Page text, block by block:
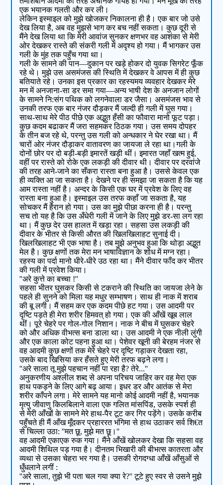
एक भयानक गलती और कर ली।
लेकिन इस्माइल को मुझे खोजकर निकालना ही है। एक बार जो उसे
देख लिया है, अब वह मुझसे भाग कर बच नहीं सकता। कुछ दूरी से
मैंने देख लिया था कि मेरी आवांज सुनकर क्षणभर वह आशंका से मेरी
ओर देखकर रास्ते की संकरी गली में अदृश्य हो गया। मैं भागकर उस
गली के मुंह तक पहुँच गया था।
गली के सामने की पान—दुकान पर खड़े होकर दो युवक सिगरेट फूँक
रहे थे। मुझे उस असमंजस की स्थिति में देखकर वे आपस में ही कुछ
बतियाते रहे। उनका इस प्रकार का रहस्यमय व्यवहार देखकर मेरे
मन में अनजाना-सा डर समा गया—अन्य भाषी देश के अनजान लोगों
के सामने नि:संग पथिक को लगनेवाला डर जैसा। असमंजस भाव से
उनकी तरफ एक बार नंजर दौड़कर मैं जल्दी ही गली में घुस गया।
साथ-साथ मेरे पीठ पीछे एक अद्भुत हँसी का फौवारा मानो फूट पड़ा।
कुछ कदम बढाकर मैं जरा सहमकर ठिठक गया। उस समय दोपहर
के तीन बज रहे थे, परन्तु उस गली को अन्धकार ने घेर रखा था। मैं
चारों ओर नंजर दौड़ाकर वातावरण का जायजा ले रहा था।गली के
दोनों छोर पर दो बड़ी-बड़ी इमारतें खड़ी थीं। इमारत जहाँ खत्म हुई,
वहीं पर रास्ते को रोके एक लकड़ी की दीवार थी। दीवार पर दरवांजे
की तरह आने-जाने का सँकरा रास्ता बना हुआ है। उससे केवल एक
ही व्यक्ति आ जा सकता है। देखने पर ही समझा जा सकता है कि यह
आम रास्ता नहीं है। अन्दर के किसी एक घर में प्रवेश के लिए वह
रास्ता बना हुआ है। इस्माइल उस तरफ कहाँ जा सकता है, यह
सोचकर मैं हैरान हो गया। उस का मुझे पीछा करना ही है। परन्तु
सच तो यह है कि उस अँधेरी गली में जाने के लिए मुझे डर-सा लग रहा
था। मैं कुछ देर उस हालत में खड़ा रहा। सहसा उस लकड़ी की
दीवार के भीतर से किसी औरत की खिलखिलाहट सुनाई दी।
खिलखिलाहट भी एक भाषा है। तब मुझे अनुभव हुआ कि थोड़ा अद्भुत
मेल है। कुछ क्षणों तक मेरा मन भाषाविज्ञान के शोध में मग्न रहा।
रहस्य का पर्दा मानो धीरे-धीरे उठ रहा था। मैंने दीवार फाँद कर भीतर
की गली में प्रवेश किया।
''अरे कुत्ते का बच्चा !''
सहसा भीतर घुसकर किसी से टकराने की स्थिति का जायजा लेने के
पहले ही सुनने को मिला यह मधुर सम्भाषण। साथ ही नाक में शराब
की बू लगी। मैं सहम कर एक कदम पीछे हट गया। उस आदमी पर
दृष्टि पड़ते ही मेरा शरीर हिमवत् हो गया। एक की आँखें खूब लाल
थीं। पूरे चेहरे पर गोल-गोल निशान। नाक ने बीच में घुसकर चेहरे
को और अधिक वीभत्स बना डाला था। उस आदमी ने एक नीली लुंगी
और एक काला कोट पहना हुआ था। पेशेवर खूनी की बेरहम नंजर से
वह आदमी कुछ क्षणों तक मेरे चेहरे पर दृष्टि गड़ाकर देखता रहा,
उसके बाद खिसिया कर हँसते हुए मेरी तरफ बढ़ने लगा।
''अरे साला तू मुझे पहचान नहीं पा रहा है? तेरे...''
अनुकरणीय अश्लील शब्द से अपना परिचय जाहिर कर वह मेरा एक
हाथ पकड़ने के लिए आगे बढ़ आया। इधर डर और आतंक से मेरा
शरीर काँपने लगा। मेरे सामने यह मानो कोई आदमी नहीं है, भयानक
मृत्यु जीवाणु किलबिलाने वाला एक गलित मांसपिंड, उसके स्पर्श ही
से मेरी आँखों के सामने मेरे हाथ-पैर टूट कर गिर पड़ेंगे। उसके करीब
पहुँचते ही मैं आँख मूँदकर प्रहाररत भंगिमा से हाथ उठाकर सर्व शि€त
से चिल्ला उठा: ''मत छू, मुझे मत छू।''
वह आदमी एकाएक रुक गया। मैंने आँखें खोलकर देखा कि सहसा वह
आदमी शिथिल पड़ गया है। दीनतम भिखारी की बीभत्स कातरता और
व्यथा से उसका चेहरा भर गया है। उसकी रोगदग्धा आँखें आँसुओं से
धुँधलाने लगीं :
''अरे साला, तुझे भी पता चल गया क्या रे?'' टूटे हुए स्वर से उसने मुझे